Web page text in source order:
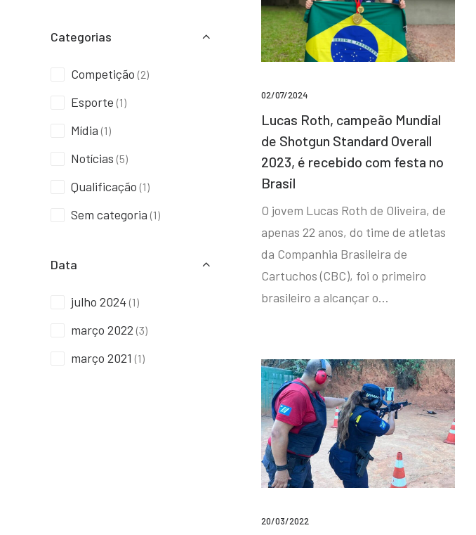
Categorias
Competição (2)
Esporte (1)
Mídia (1)
Notícias (5)
Qualificação (1)
Sem categoria (1)
Data
julho 2024 (1)
março 2022 (3)
março 2021 (1)
02/07/2024
Lucas Roth, campeão Mundial
de Shotgun Standard Overall
2023, é recebido com festa no
Brasil
O jovem Lucas Roth de Oliveira, de
apenas 22 anos, do time de atletas
da Companhia Brasileira de
Cartuchos (CBC), foi o primeiro
brasileiro a alcançar o…
20/03/2022